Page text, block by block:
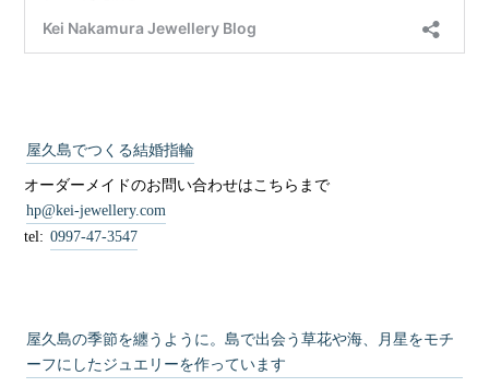
屋久島でつくる結婚指輪
オーダーメイドのお問い合わせはこちらまで
hp@kei-jewellery.com
tel: 0997-47-3547
屋久島の季節を纏うように。島で出会う草花や海、月星をモチ
ーフにしたジュエリーを作っています